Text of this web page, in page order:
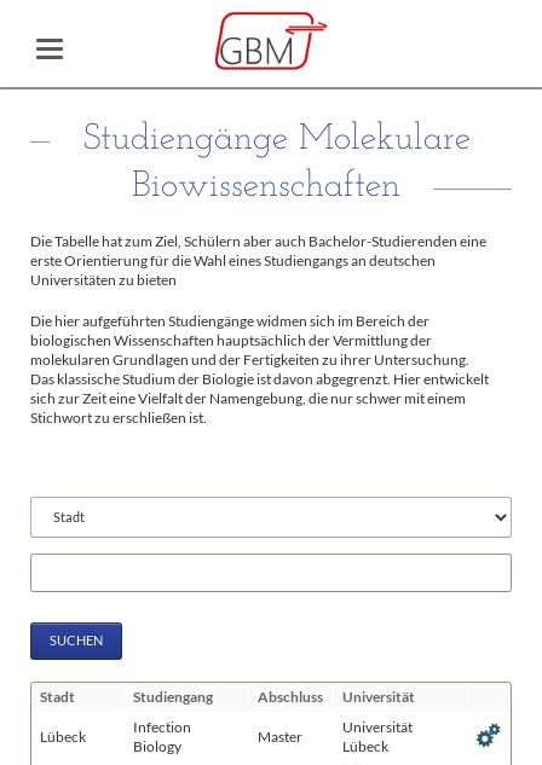
Studiengänge Molekulare
Biowissenschaften
Die Tabelle hat zum Ziel, Schülern aber auch Bachelor-Studierenden eine
erste Orientierung für die Wahl eines Studiengangs an deutschen
Universitäten zu bieten
Die hier aufgeführten Studiengänge widmen sich im Bereich der
biologischen Wissenschaften hauptsächlich der Vermittlung der
molekularen Grundlagen und der Fertigkeiten zu ihrer Untersuchung.
Das klassische Studium der Biologie ist davon abgegrenzt. Hier entwickelt
sich zur Zeit eine Vielfalt der Namengebung, die nur schwer mit einem
Stichwort zu erschließen ist.
Felder
SUCHEN
Stadt Studiengang Abschluss Universität
Lübeck
Infection
Biology
Master
Universität
Lübeck